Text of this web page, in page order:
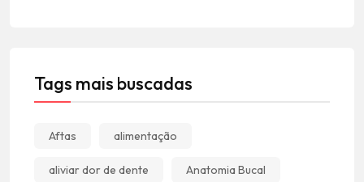
Tags mais buscadas
Aftas alimentação
aliviar dor de dente Anatomia Bucal